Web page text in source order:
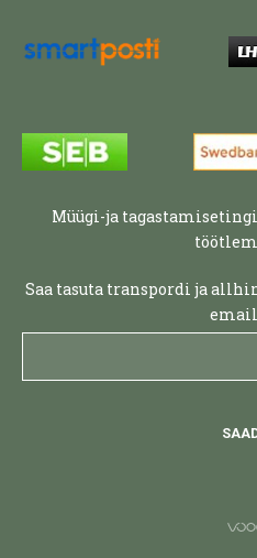
Müügi-ja
Saa tasuta transpordi ja